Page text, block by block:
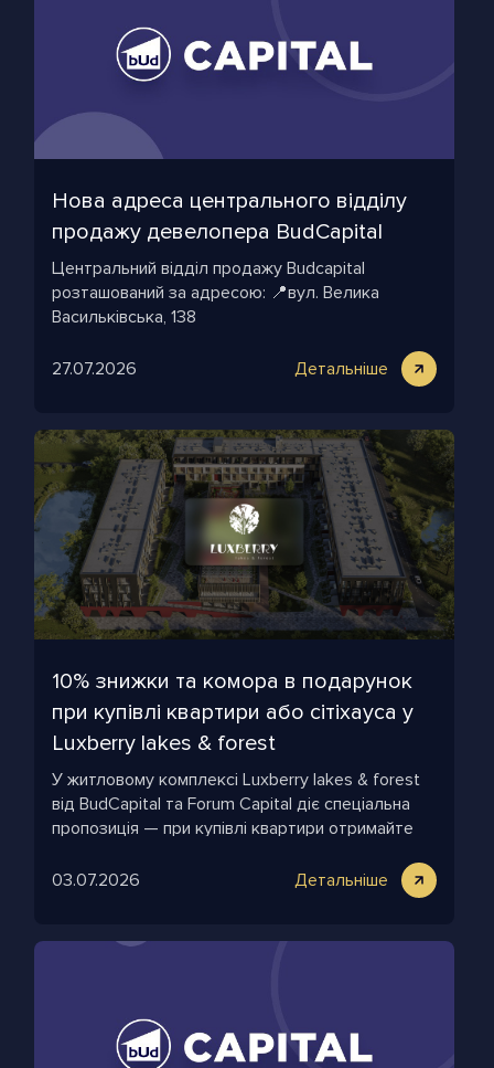
Нова адреса центрального відділу
продажу девелопера BudСapital
Центральний відділ продажу Budcapital
розташований за адресою: 📍вул. Велика
Васильківська, 138
27.07.2026 Детальніше
10% знижки та комора в подарунок
при купівлі квартири або сітіхауса у
Luxberry lakes & forest
У житловому комплексі Luxberry lakes & forest
від BudCapital та Forum Capital діє спеціальна
пропозиція — при купівлі квартири отримайте
03.07.2026
Детальніше